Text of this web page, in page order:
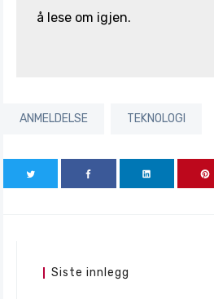
å lese om igjen.
ANMELDELSE TEKNOLOGI
Siste innlegg